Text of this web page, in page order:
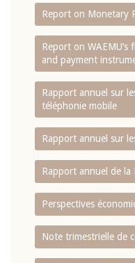
Report on Monetary
Report on
and payment
Rapport annuel sur
téléphonie mobile
Rapport annuel sur
Rapport annuel de la
Perspectives
Note trimestrielle de